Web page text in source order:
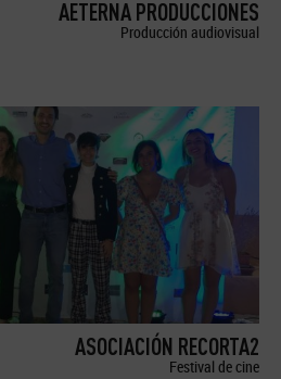
AETERNA PRODUCCIONES
Producción audiovisual
ASOCIACIÓN RECORTA2
Festival de cine